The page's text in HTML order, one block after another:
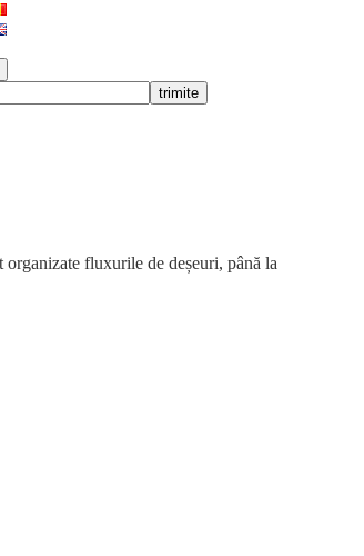
trimite
organizate fluxurile de deșeuri, până la